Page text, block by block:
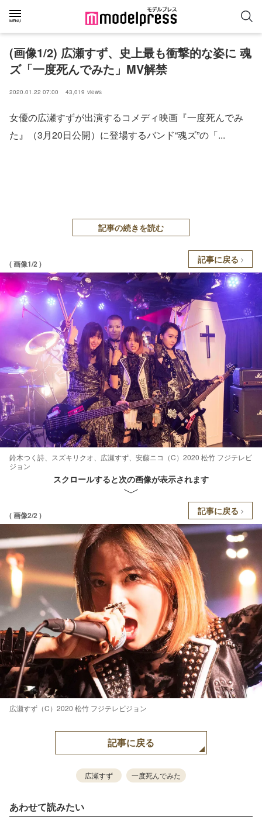
(画像1/2) 広瀬すず、史上最も衝撃的な姿に 魂
ズ「一度死んでみた」MV解禁
2020.01.22 07:00 43,019 views
女優の広瀬すずが出演するコメディ映画『一度死んでみ
た』（3月20日公開）に登場するバンド“魂ズ”の「...
記事の続きを読む
( 画像1/2 ) 記事に戻る
鈴木つく詩、スズキリクオ、広瀬すず、安藤ニコ（C）2020 松竹 フジテレビ
ジョン
スクロールすると次の画像が表示されます
( 画像2/2 ) 記事に戻る
広瀬すず（C）2020 松竹 フジテレビジョン
記事に戻る
広瀬すず 一度死んでみた
あわせて読みたい